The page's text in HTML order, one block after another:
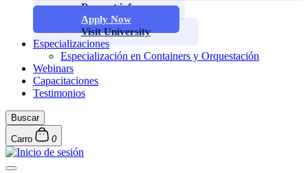
Request info
Apply Now
Visit University
Especializaciones
Especialización en Containers y Orquestación
Webinars
Capacitaciones
Testimonios
Buscar
Carro 0